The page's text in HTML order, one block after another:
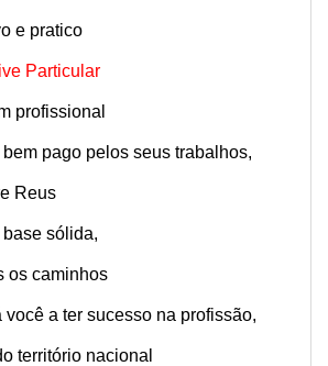
e pratico
Particular
profissional
pago pelos seus trabalhos,
Reus
sólida,
os caminhos
a ter sucesso na profissão,
território nacional